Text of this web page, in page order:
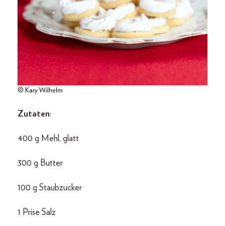
© Kary Wilhelm
Zutaten:
400 g Mehl, glatt
300 g Butter
100 g Staubzucker
1 Prise Salz